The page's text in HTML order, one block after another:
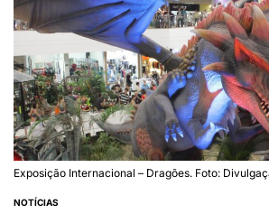
Exposição Internacional – Dragões. Foto:
NOTÍCIAS